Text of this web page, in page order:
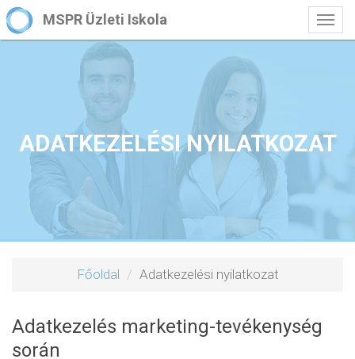
MSPR Üzleti Iskola
ADATKEZELÉSI NYILATKOZAT
Főoldal Adatkezelési nyilatkozat
Adatkezelés marketing-tevékenység
során